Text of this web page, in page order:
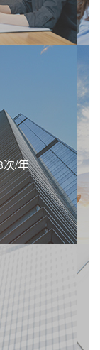
次/年